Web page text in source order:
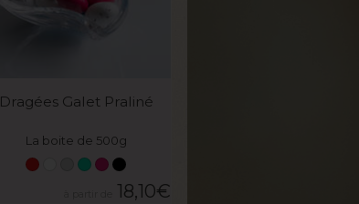
Dragées Galet Praliné
La boite de 500g
18,10€